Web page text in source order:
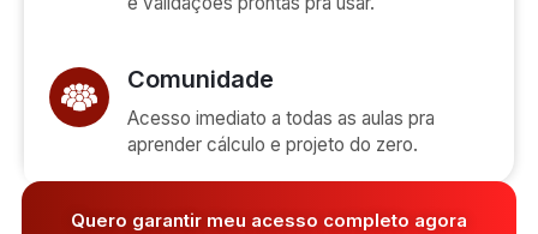
Comunidade
Acesso imediato a todas as aulas pra
aprender cálculo e projeto do zero.
Quero garantir meu acesso completo agora